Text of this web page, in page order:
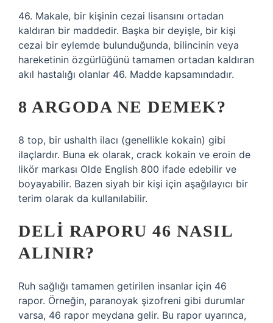
46. Makale, bir kişinin cezai lisansını ortadan
kaldıran bir maddedir. Başka bir deyişle, bir kişi
cezai bir eylemde bulunduğunda, bilincinin veya
hareketinin özgürlüğünü tamamen ortadan kaldıran
akıl hastalığı olanlar 46. Madde kapsamındadır.
8 ARGODA NE DEMEK?
8 top, bir ushalth ilacı (genellikle kokain) gibi
ilaçlardır. Buna ek olarak, crack kokain ve eroin de
likör markası Olde English 800 ifade edebilir ve
boyayabilir. Bazen siyah bir kişi için aşağılayıcı bir
terim olarak da kullanılabilir.
DELI RAPORU 46 NASIL
ALINIR?
Ruh sağlığı tamamen getirilen insanlar için 46
rapor. Örneğin, paranoyak şizofreni gibi durumlar
varsa, 46 rapor meydana gelir. Bu rapor uyarınca,